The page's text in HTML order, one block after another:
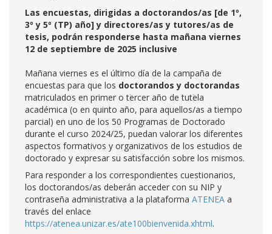
Las encuestas, dirigidas a doctorandos/as [de 1º,
3º y 5º (TP) año] y directores/as y tutores/as de
tesis, podrán responderse hasta mañana viernes
12 de septiembre de 2025 inclusive
Mañana viernes es el último día de la campaña de
encuestas para que los doctorandos y doctorandas
matriculados en primer o tercer año de tutela
académica (o en quinto año, para aquellos/as a tiempo
parcial) en uno de los 50 Programas de Doctorado
durante el curso 2024/25, puedan valorar los diferentes
aspectos formativos y organizativos de los estudios de
doctorado y expresar su satisfacción sobre los mismos.
Para responder a los correspondientes cuestionarios,
los doctorandos/as deberán acceder con su NIP y
contraseña administrativa a la plataforma ATENEA a
través del enlace
https://atenea.unizar.es/ate100bienvenida.xhtml.